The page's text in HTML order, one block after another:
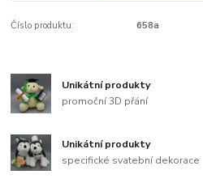
Číslo produktu: 658a
Unikátní produkty
promoční 3D přání
Unikátní produkty
specifické svatební dekorace